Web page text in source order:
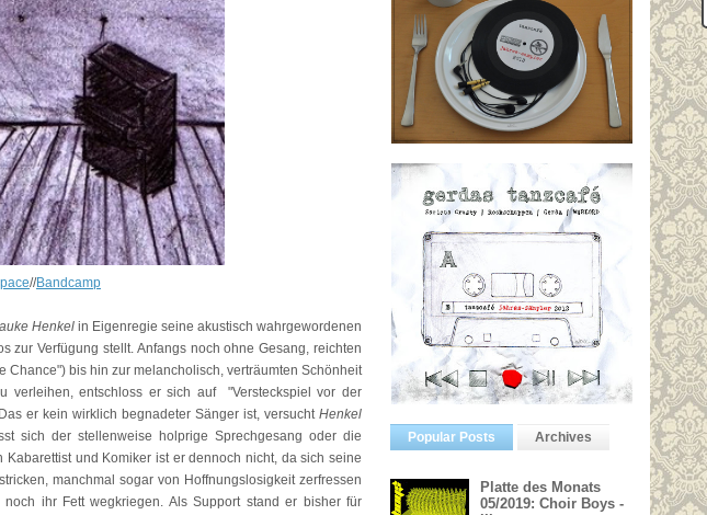
//Bandcamp
Henkel in Eigenregie seine akustisch wahrgewordenen
zur Verfügung stellt. Anfangs noch ohne Gesang, reichten
bis hin zur melancholisch, verträumten Schönheit
verleihen, entschloss er sich auf "Versteckspiel vor der
er kein wirklich begnadeter Sänger ist, versucht Henkel
sich der stellenweise holprige Sprechgesang oder die
und Komiker ist er dennoch nicht, da sich seine
manchmal sogar von Hoffnungslosigkeit zerfressen
ihr Fett wegkriegen. Als Support stand er bisher für
Popular Posts Archives
Platte des Monats
05/2019: Choir Boys -